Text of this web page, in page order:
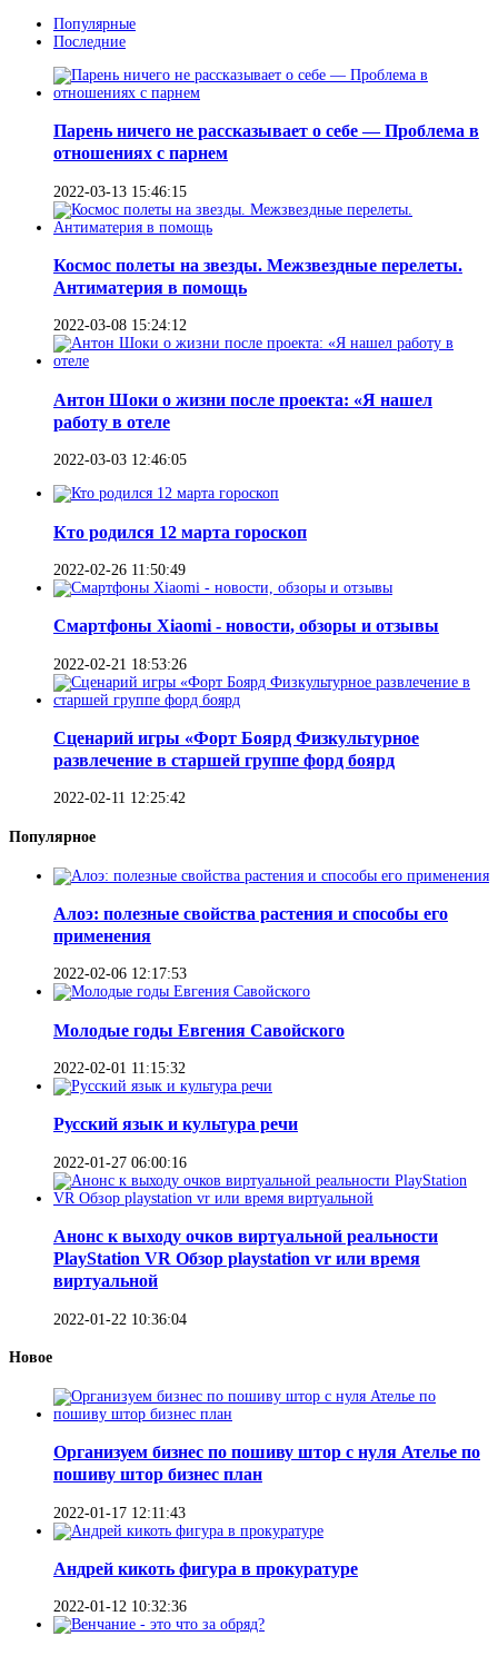
Популярные
Последние
Парень ничего не рассказывает о себе — Проблема в
отношениях с парнем
2022-03-13 15:46:15
Космос полеты на звезды. Межзвездные перелеты.
Антиматерия в помощь
2022-03-08 15:24:12
Антон Шоки о жизни после проекта: «Я нашел
работу в отеле
2022-03-03 12:46:05
Кто родился 12 марта гороскоп
2022-02-26 11:50:49
Смартфоны Xiaomi - новости, обзоры и отзывы
2022-02-21 18:53:26
Сценарий игры «Форт Боярд Физкультурное
развлечение в старшей группе форд боярд
2022-02-11 12:25:42
Популярное
Алоэ: полезные свойства растения и способы его
применения
2022-02-06 12:17:53
Молодые годы Евгения Савойского
2022-02-01 11:15:32
Русский язык и культура речи
2022-01-27 06:00:16
Анонс к выходу очков виртуальной реальности
PlayStation VR Обзор playstation vr или время
виртуальной
2022-01-22 10:36:04
Новое
Организуем бизнес по пошиву штор с нуля Ателье по
пошиву штор бизнес план
2022-01-17 12:11:43
Андрей кикоть фигура в прокуратуре
2022-01-12 10:32:36